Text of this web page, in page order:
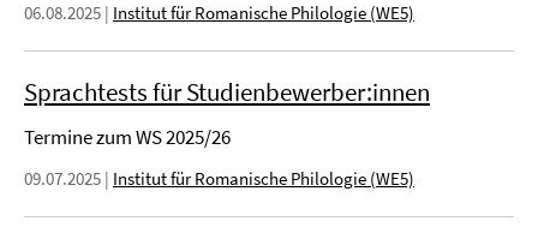
06.08.2025 | Institut für Romanische Philologie (WE5)
Sprachtests für Studienbewerber:innen
Termine zum WS 2025/26
09.07.2025 | Institut für Romanische Philologie (WE5)